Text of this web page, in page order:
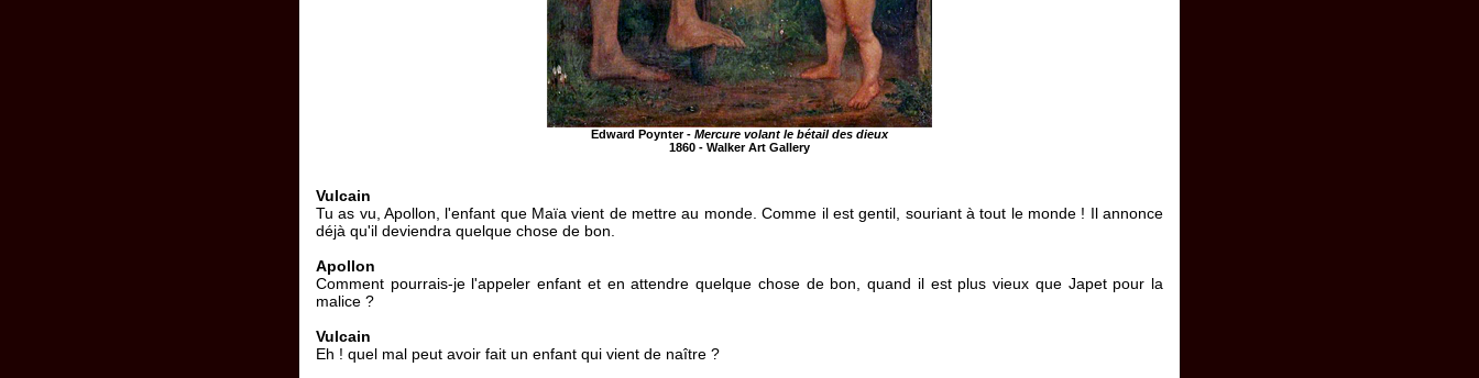
Edward Poynter - Mercure volant le bétail des dieux
1860 - Walker Art Gallery
Vulcain
Tu as vu, Apollon, l'enfant que Maïa vient de mettre au monde. Comme il est gentil, souriant à tout le monde ! Il annonce
déjà qu'il deviendra quelque chose de bon.
Apollon
Comment pourrais-je l'appeler enfant et en attendre quelque chose de bon, quand il est plus vieux que Japet pour la
malice ?
Vulcain
Eh ! quel mal peut avoir fait un enfant qui vient de naître ?